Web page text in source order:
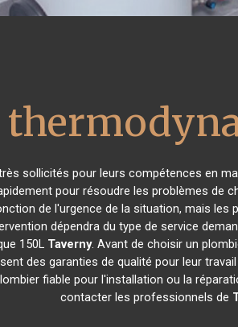
sollicités pour leurs compétences en
pour résoudre les problèmes de
de l'urgence de la situation, mais les
dépendra du type de service
150L Taverny. Avant de choisir un
des garanties de qualité pour leur
fiable pour l'installation ou la
contacter les professionnels de